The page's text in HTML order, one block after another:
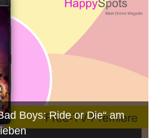
Boys: Ride or Die“ am